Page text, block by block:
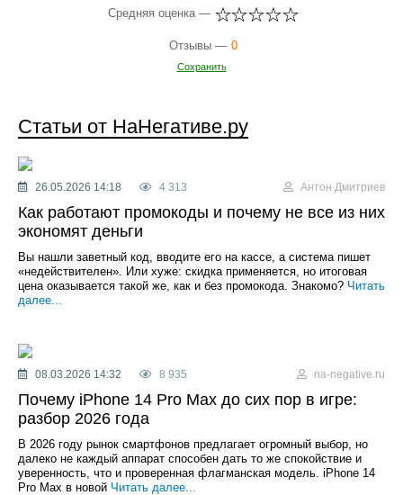
Средняя оценка —
Отзывы — 0
Сохранить
Статьи от НаНегативе.ру
26.05.2026 14:18 4 313 Антон Дмитриев
Как работают промокоды и почему не все из них
экономят деньги
Вы нашли заветный код, вводите его на кассе, а система пишет
«недействителен». Или хуже: скидка применяется, но итоговая
цена оказывается такой же, как и без промокода. Знакомо? Читать
далее...
08.03.2026 14:32 8 935 na-negative.ru
Почему iPhone 14 Pro Max до сих пор в игре:
разбор 2026 года
В 2026 году рынок смартфонов предлагает огромный выбор, но
далеко не каждый аппарат способен дать то же спокойствие и
уверенность, что и проверенная флагманская модель. iPhone 14
Pro Max в новой Читать далее...